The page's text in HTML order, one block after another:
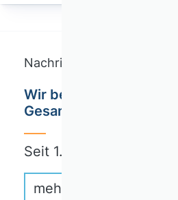
Nachricht
Wir begrüßen die
Gesamtvorstands
Seit 1. Januar 2025
mehr erfahren